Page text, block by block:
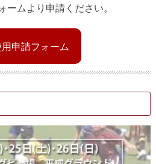
ームより申請ください。
申請フォーム